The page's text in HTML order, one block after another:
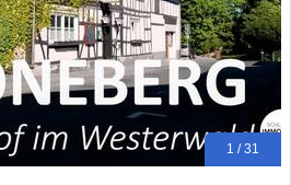
1 / 31